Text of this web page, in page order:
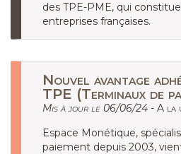
des TPE-PME, qui
entreprises françaises.
Nouvel avantage
TPE (Terminaux de
Mis à jour le 06/06/24 - A la
Espace Monétique,
paiement depuis 2003,